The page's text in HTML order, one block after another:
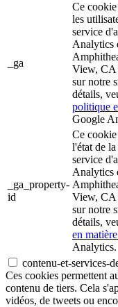
_ga
Ce
les
service
Analytics
View,
sur notre
détails,
politique
Google
_ga_property-
id
Ce
l'état de
service
Analytics
View,
sur notre
détails,
en
Analytics.
contenu-et-services-
Ces cookies permettent
contenu de tiers. Cela
vidéos, de tweets ou